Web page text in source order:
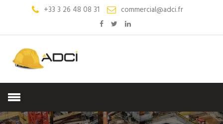
+33 3 26 48 08 31 commercial@adci.fr